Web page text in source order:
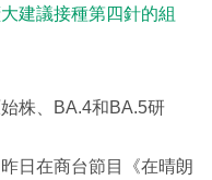
建議接種第四針的組
株、BA.4和BA.5研
日在商台節目《在晴朗